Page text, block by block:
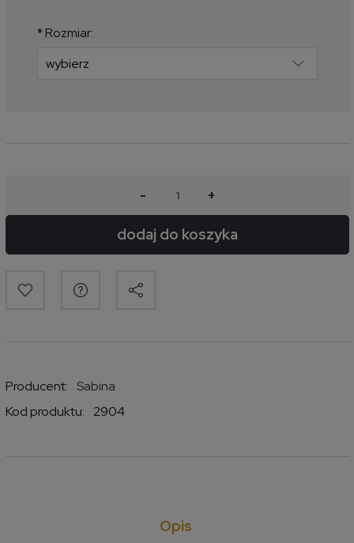
* Rozmiar:
- +
dodaj do koszyka
Producent:
Sabina
Kod produktu:
2904
Opis